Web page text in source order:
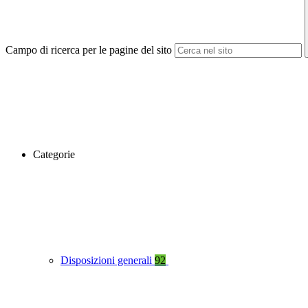
Campo di ricerca per le pagine del sito
Categorie
Disposizioni generali 92